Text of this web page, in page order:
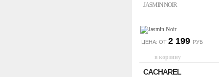
JASMIN NOIR
ЦЕНА: ОТ 2 199 РУБ
CACHAREL